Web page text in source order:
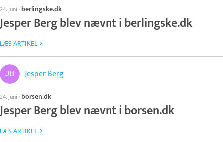
24. juni · berlingske.dk
Jesper Berg blev nævnt i berlingske.dk
LÆS ARTIKEL
Jesper Berg
24. juni · borsen.dk
Jesper Berg blev nævnt i borsen.dk
LÆS ARTIKEL